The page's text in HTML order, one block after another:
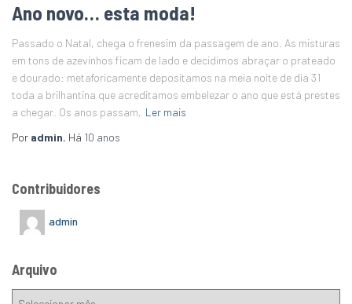
Ano novo… esta moda!
Passado o Natal, chega o frenesim da passagem de ano. As misturas
em tons de azevinhos ficam de lado e decidimos abraçar o prateado
e dourado: metaforicamente depositamos na meia noite de dia 31
toda a brilhantina que acreditamos embelezar o ano que está prestes
a chegar. Os anos passam, Ler mais
Por admin, Há 10 anos
Contribuidores
admin
Arquivo